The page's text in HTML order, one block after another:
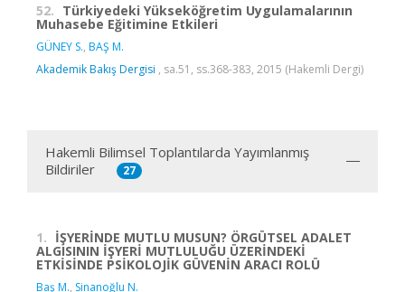
52. Türkiyedeki Yükseköğretim Uygulamalarının
Muhasebe Eğitimine Etkileri
GÜNEY S., BAŞ M.
Akademik Bakış Dergisi , sa.51, ss.368-383, 2015 (Hakemli Dergi)
Hakemli Bilimsel Toplantılarda Yayımlanmış
Bildiriler
27
1. İŞYERİNDE MUTLU MUSUN? ÖRGÜTSEL ADALET
ALGISININ İŞYERİ MUTLULUĞU ÜZERİNDEKİ
ETKİSİNDE PSİKOLOJİK GÜVENİN ARACI ROLÜ
Baş M., Sinanoğlu N.